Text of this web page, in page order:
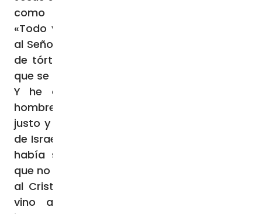
como está escrito en la Ley del Señor:
«Todo varón primogénito será consagrado
al Señor» y para ofrecer en sacrificio un par
de tórtolas o dos pichones, conforme a lo
que se dice en la Ley del Señor.
Y he aquí que había en Jerusalén un
hombre llamado Simeón; este hombre era
justo y piadoso, y esperaba la consolación
de Israel; y estaba en él el Espíritu Santo. Le
había sido revelado por el Espíritu Santo
que no vería la muerte antes de haber visto
al Cristo del Señor. Movido por el Espíritu,
vino al Templo; y cuando los padres